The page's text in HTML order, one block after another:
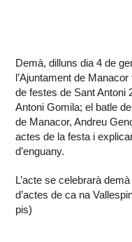
Demà, dilluns dia 4 de
l’Ajuntament de
de festes de Sant Antoni
Antoni Gomila; el batle
de Manacor, Andreu
actes de la festa i
d’enguany.
L’acte se celebrarà
d’actes de ca na
pis)